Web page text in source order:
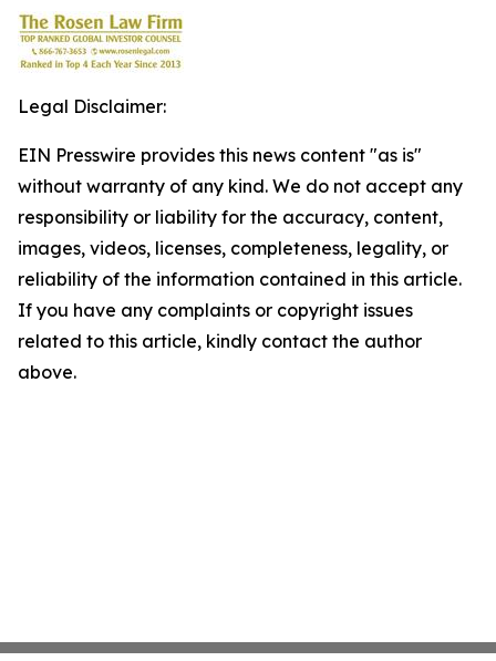
Legal Disclaimer:
EIN Presswire provides this news content "as is"
without warranty of any kind. We do not accept any
responsibility or liability for the accuracy, content,
images, videos, licenses, completeness, legality, or
reliability of the information contained in this article.
If you have any complaints or copyright issues
related to this article, kindly contact the author
above.